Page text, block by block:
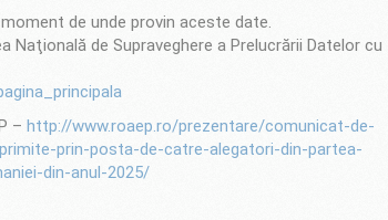
de unde provin aceste date.
de Supraveghere a Prelucrării Datelor cu
–http://www.roaep.ro/prezentare/comunicat-de-
prin-posta-de-catre-alegatori-din-partea-
din-anul-2025/